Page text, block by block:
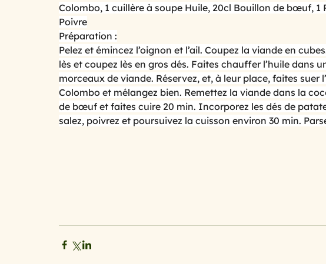
cuisine au micro ondes
spécial printemps et été Le temps des fruits rouges .le
Colombo, 1 cuillère à soupe Huile, 20cl Bouillon de bœuf,
Poivre
Préparation :
Pelez et émincez l’oignon et l’ail. Coupez la viande en
lès et coupez lès en gros dés. Faites chauffer l’huile dans
morceaux de viande. Réservez, et, à leur place, faites suer
Colombo et mélangez bien. Remettez la viande dans la
de bœuf et faites cuire 20 min. Incorporez les dés de
salez, poivrez et poursuivez la cuisson environ 30 min.